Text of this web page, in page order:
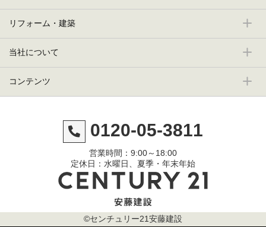
リフォーム・建築
当社について
コンテンツ
0120-05-3811
営業時間：9:00～18:00
定休日：水曜日、夏季・年末年始
©センチュリー21安藤建設